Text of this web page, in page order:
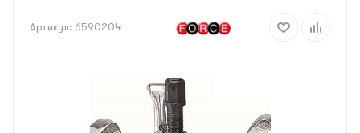
Артикул: 6590204